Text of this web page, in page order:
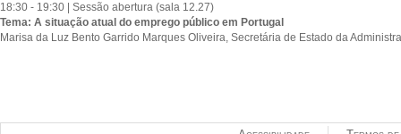
18:30 - 19:30 | Sessão abertura (sala 12.27)
Tema: A situação atual do emprego público em Portugal
Marisa da Luz Bento Garrido Marques Oliveira, Secretária de Estado da